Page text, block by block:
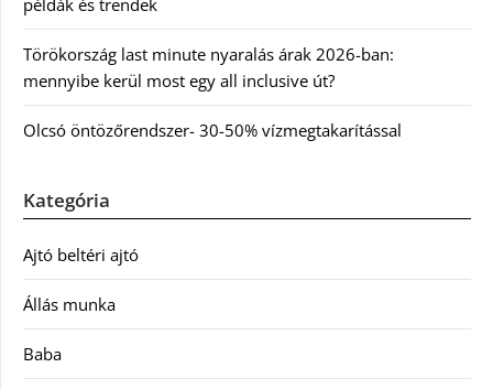
példák és trendek
Törökország last minute nyaralás árak 2026-ban:
mennyibe kerül most egy all inclusive út?
Olcsó öntözőrendszer- 30-50% vízmegtakarítással
Kategória
Ajtó beltéri ajtó
Állás munka
Baba